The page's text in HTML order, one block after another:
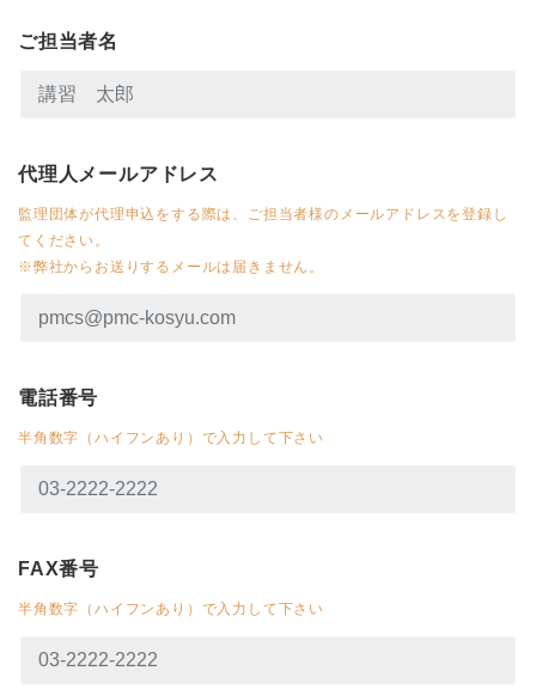
ご担当者名
代理人メールアドレス
監理団体が代理申込をする際は、ご担当者様のメールアドレスを登録し
てください。
※弊社からお送りするメールは届きません。
電話番号
半角数字（ハイフンあり）で入力して下さい
FAX番号
半角数字（ハイフンあり）で入力して下さい